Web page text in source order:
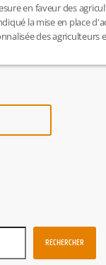
en faveur des
la mise en place
des agriculteurs
de Saône-et-
de […]
RECHERCHER